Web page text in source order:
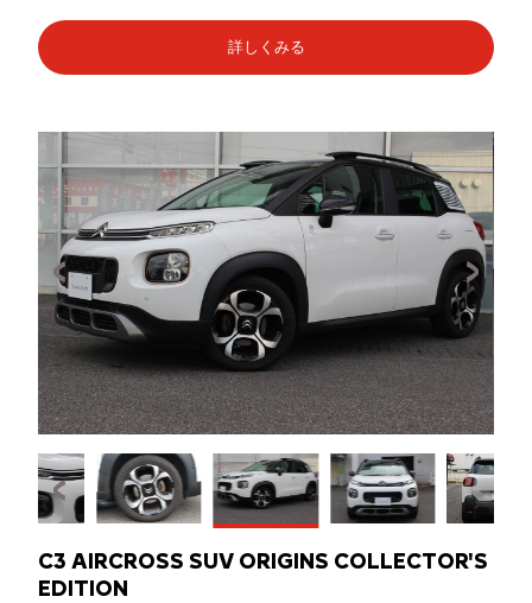
詳しくみる
C3 AIRCROSS SUV ORIGINS COLLECTOR'S
EDITION